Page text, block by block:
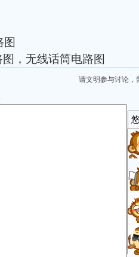
图
，无线话筒电路图
请文明参与讨论，